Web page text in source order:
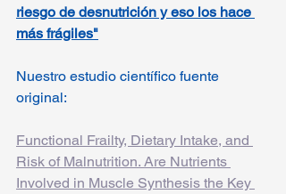
riesgo de desnutrición y eso los hace
más frágiles"
Nuestro estudio científico fuente
original:
Functional Frailty, Dietary Intake, and
Risk of Malnutrition. Are Nutrients
Involved in Muscle Synthesis the Key